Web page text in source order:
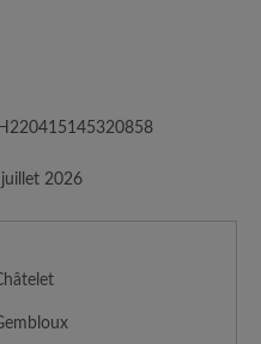
juillet 2026